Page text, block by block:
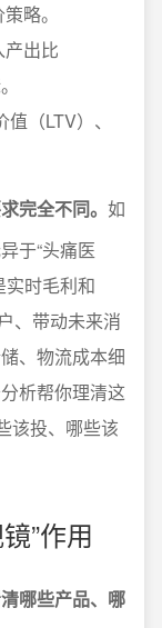
略。
出比
（LTV）、
完全不同。 如
于“头痛医
实时毛利和
、带动未来消
、物流成本细
析帮你理清这
该投、哪些该
”作用
哪些产品、哪